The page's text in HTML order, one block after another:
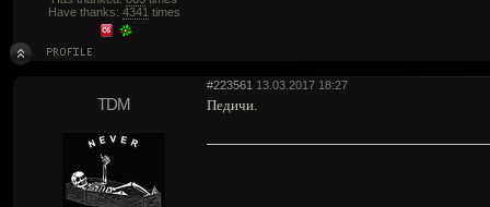
Have thanks: 4341 times
#223561 13.03.2017 18:27
TDM Педичи.